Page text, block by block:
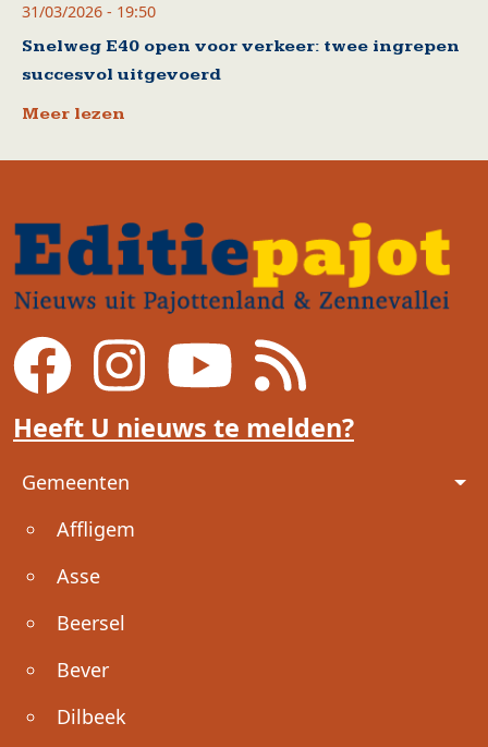
31/03/2026 - 19:50
Snelweg E40 open voor verkeer: twee ingrepen
succesvol uitgevoerd
Meer lezen
Heeft U nieuws te melden?
Voet
Gemeenten
Affligem
Asse
Beersel
Bever
Dilbeek